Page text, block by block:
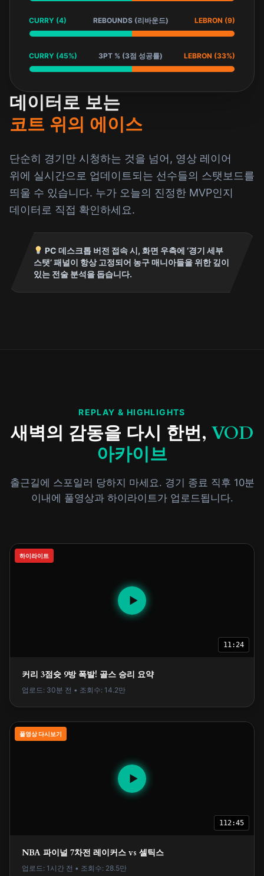
CURRY (4) REBOUNDS (리바운드) LEBRON (9)
CURRY (45%) 3PT % (3점 성공률) LEBRON (33%)
데이터로 보는
코트 위의 에이스
단순히 경기만 시청하는 것을 넘어, 영상 레이어
위에 실시간으로 업데이트되는 선수들의 스탯보드를
띄울 수 있습니다. 누가 오늘의 진정한 MVP인지
데이터로 직접 확인하세요.
PC 데스크톱 버전 접속 시, 화면 우측에 ‘경기 세부
스탯’ 패널이 항상 고정되어 농구 매니아들을 위한 깊이
있는 전술 분석을 돕습니다.
REPLAY & HIGHLIGHTS
새벽의 감동을 다시 한번, VOD
아카이브
출근길에 스포일러 당하지 마세요. 경기 종료 직후 10분
이내에 풀영상과 하이라이트가 업로드됩니다.
▶
11:24
하이라이트
커리 3점슛 9방 폭발! 골스 승리 요약
업로드: 30분 전 • 조회수: 14.2만
▶
112:45
풀영상 다시보기
NBA 파이널 7차전 레이커스 vs 셀틱스
업로드: 1시간 전 • 조회수: 28.5만